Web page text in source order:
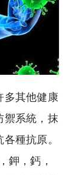
多其他健康
禦系統，抹
種抗原。
鉀，鈣，